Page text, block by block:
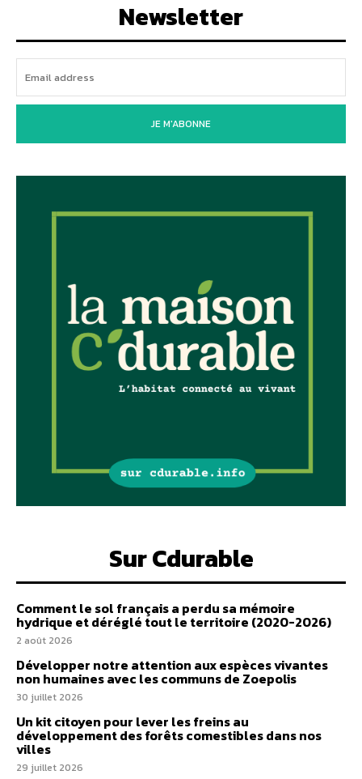
Newsletter
JE M'ABONNE
Sur Cdurable
Comment le sol français a perdu sa mémoire
hydrique et déréglé tout le territoire (2020-2026)
2 août 2026
Développer notre attention aux espèces vivantes
non humaines avec les communs de Zoepolis
30 juillet 2026
Un kit citoyen pour lever les freins au
développement des forêts comestibles dans nos
villes
29 juillet 2026